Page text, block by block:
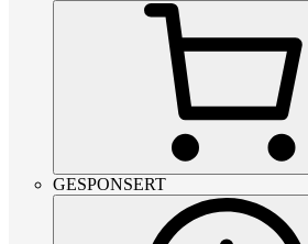
GESPONSERT